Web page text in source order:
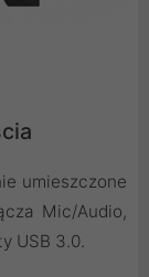
umieszczone
Mic/Audio,
USB 3.0.